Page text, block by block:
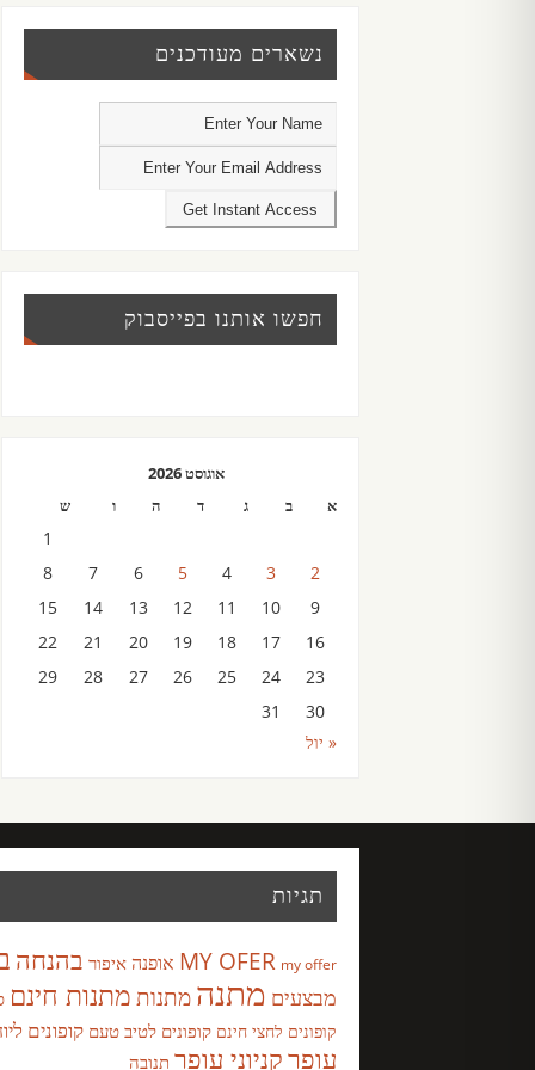
נשארים מעודכנים
חפשו אותנו בפייסבוק
אוגוסט 2026
א
ב ג ד ה ו ש
1
2
3
4
5
6
7
8
9
10
11
12
13
14
15
16
17
18
19
20
21
22
23
24
25
26
27
28
29
30
31
« יול
תגיות
MY OFER my offer אופנה איפור בהנחה
מבצעים מתנה מתנות מתנות חינם
קופונים לחצי חינם קופונים לטיב טעם קופונים
עופרקניוני עופר תנובה